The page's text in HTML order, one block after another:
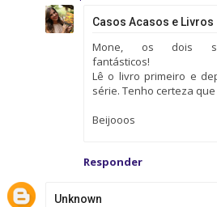
Casos Acasos e Livros
Mone, os dois
fantásticos!
Lê o livro primeiro e
série. Tenho certeza
Beijooos
Responder
Unknown